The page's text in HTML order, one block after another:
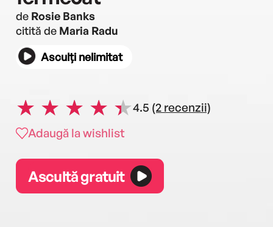
de Rosie Banks
citită de Maria Radu
Asculți nelimitat
4.5 (2 recenzii)
Adaugă la wishlist
Ascultă gratuit